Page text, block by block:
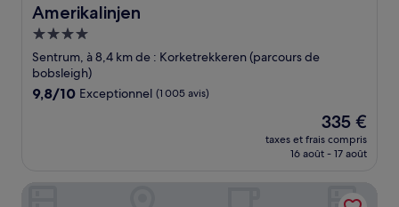
Amerikalinjen
Amerikalinjen
Hébergement
4.0 étoiles
Sentrum, à 8,4 km de : Korketrekkeren (parcours de
bobsleigh)
9.8
9,8/10 Exceptionnel (1 005 avis)
Le
nouveau
prix
de
335 €
335 €
taxes et frais compris
16 août - 17 août